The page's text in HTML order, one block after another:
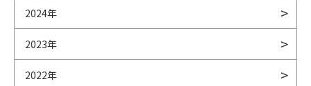
2024年
2023年
2022年